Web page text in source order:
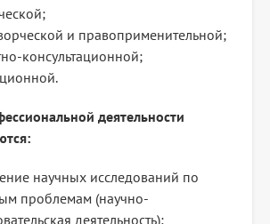
и правоприменительной;
консультационной;
деятельности
научных исследований по
проблемам (научно-
деятельность);